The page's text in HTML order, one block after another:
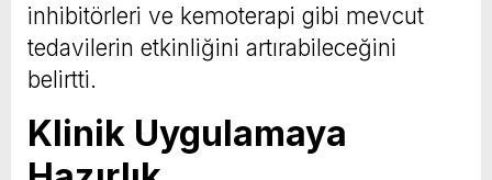
inhibitörleri ve kemoterapi gibi mevcut
tedavilerin etkinliğini artırabileceğini
belirtti.
Klinik Uygulamaya